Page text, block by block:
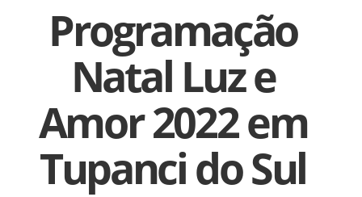
Programação
Natal Luz e
Amor 2022 em
Tupanci do Sul